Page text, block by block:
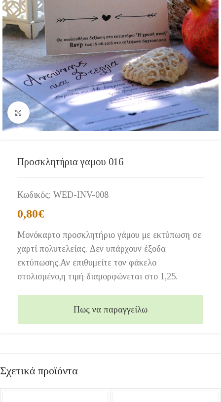
Click to enlarge
Προσκλητήρια γαμου 016
Κωδικός: WED-INV-008
0,80€
Μονόκαρτο προσκλητήριο γάμου με εκτύπωση σε
χαρτί πολυτελείας. Δεν υπάρχουν έξοδα
εκτύπωσης.Αν επιθυμείτε τον φάκελο
στολισμένο,η τιμή διαμορφώνεται στο 1,25.
Πως να παραγγείλω
Σχετικά προϊόντα